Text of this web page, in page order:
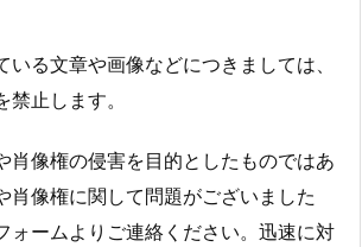
いる文章や画像などにつきましては、
止します。
肖像権の侵害を目的としたものではあ
肖像権に関して問題がございました
ォームよりご連絡ください。迅速に対